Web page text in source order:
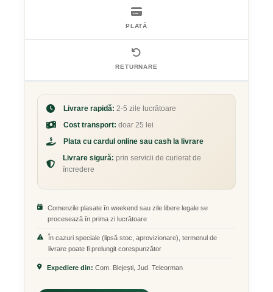
PLATĂ
RETURNARE
Livrare rapidă: 2-5 zile lucrătoare
Cost transport: doar 25 lei
Plata cu cardul online sau cash la livrare
Livrare sigură: prin servicii de curierat de
încredere
Comenzile plasate în weekend sau zile libere legale se
procesează în prima zi lucrătoare
În cazuri speciale (lipsă stoc, aprovizionare), termenul de
livrare poate fi prelungit corespunzător
Expediere din: Com. Blejești, Jud. Teleorman